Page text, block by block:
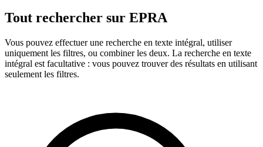
Tout rechercher sur EPRA
Vous pouvez effectuer une recherche en texte intégral, utiliser
uniquement les filtres, ou combiner les deux. La recherche en texte
intégral est facultative : vous pouvez trouver des résultats en utilisant
seulement les filtres.